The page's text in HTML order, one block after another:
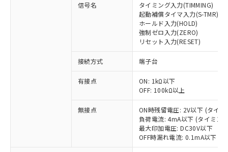
信号名
タイミング入力(TIMMING)
起動補償タイマ入力(S-TMR)
ホールド入力(HOLD)
強制ゼロ入力(ZERO)
リセット入力(RESET)
接続方式 端子台
有接点
ON: 1kΩ以下
OFF: 100kΩ以上
無接点
ON時残留電圧: 2V以下 (タイ
負荷電流: 4mA以下 (タイミン
最大印加電圧: DC30V以下
OFF時漏れ電流: 0.1mA以下 (
※1 対応状況
対応済み：EU RoHS指令（10物質）の
非含有に対応した製品が提供可能な商品で